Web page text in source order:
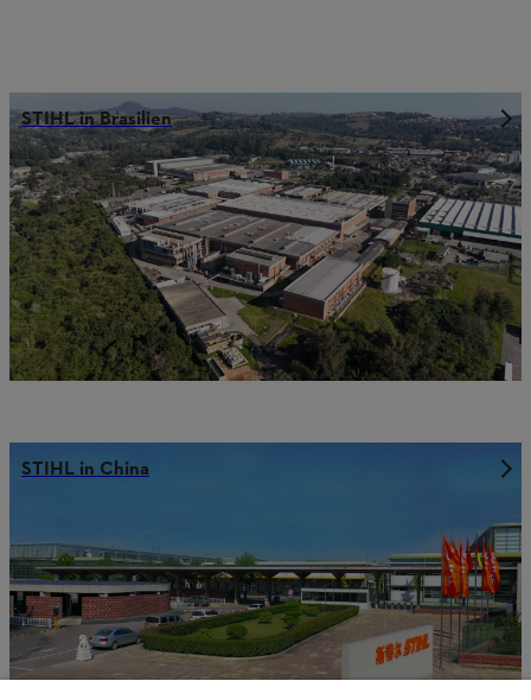
STIHL in Brasilien
STIHL in China